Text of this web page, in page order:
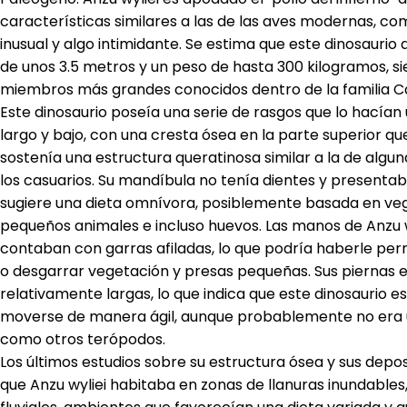
características similares a las de las aves modernas,
inusual y algo intimidante. Se estima que este
de unos 3.5 metros y un peso de hasta 300 kilogramos,
miembros más grandes conocidos dentro de la familia
Este dinosaurio poseía una serie de rasgos que lo
largo y bajo, con una cresta ósea en la parte superior
sostenía una estructura queratinosa similar a la de
los casuarios. Su mandíbula no tenía dientes y
sugiere una dieta omnívora, posiblemente basada en
pequeños animales e incluso huevos. Las manos de
contaban con garras afiladas, lo que podría haberle
o desgarrar vegetación y presas pequeñas. Sus piernas
relativamente largas, lo que indica que este dinosaurio
moverse de manera ágil, aunque probablemente no
como otros terópodos.
Los últimos estudios sobre su estructura ósea y sus
que Anzu wyliei habitaba en zonas de llanuras